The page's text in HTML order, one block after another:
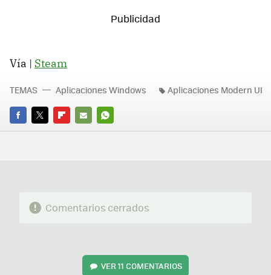
Vía | Steam
FACEBOOK
TWITTERFLIPBOARD
E-
WHATSAPP
TEMAS Aplicaciones Windows Aplicaciones Modern UI
Comentarios cerrados
VER 11 COMENTARIOS